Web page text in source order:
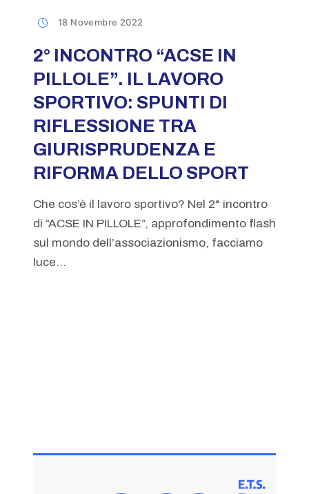
18 Novembre 2022
2° INCONTRO “ACSE IN
PILLOLE”. IL LAVORO
SPORTIVO: SPUNTI DI
RIFLESSIONE TRA
GIURISPRUDENZA E
RIFORMA DELLO SPORT
Che cos’è il lavoro sportivo? Nel 2° incontro
di “ACSE IN PILLOLE”, approfondimento flash
sul mondo dell’associazionismo, facciamo
luce...